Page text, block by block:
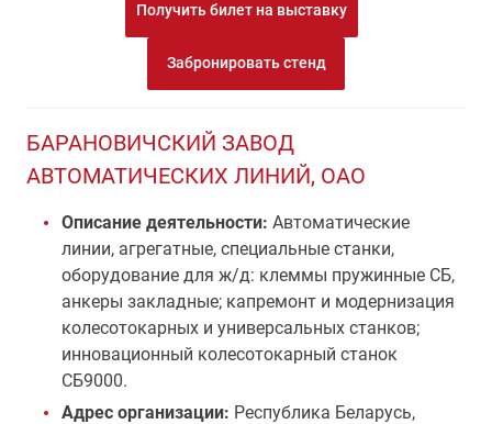
Получить билет на выставку
Забронировать стенд
БАРАНОВИЧСКИЙ ЗАВОД
АВТОМАТИЧЕСКИХ ЛИНИЙ, ОАО
Описание деятельности: Автоматические
линии, агрегатные, специальные станки,
оборудование для ж/д: клеммы пружинные СБ,
анкеры закладные; капремонт и модернизация
колесотокарных и универсальных станков;
инновационный колесотокарный станок
СБ9000.
Адрес организации: Республика Беларусь,